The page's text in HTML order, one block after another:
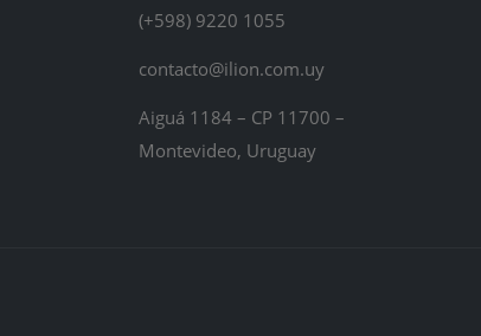
(+598) 9220 1055
contacto@ilion.com.uy
Aiguá 1184 – CP 11700 –
Montevideo, Uruguay